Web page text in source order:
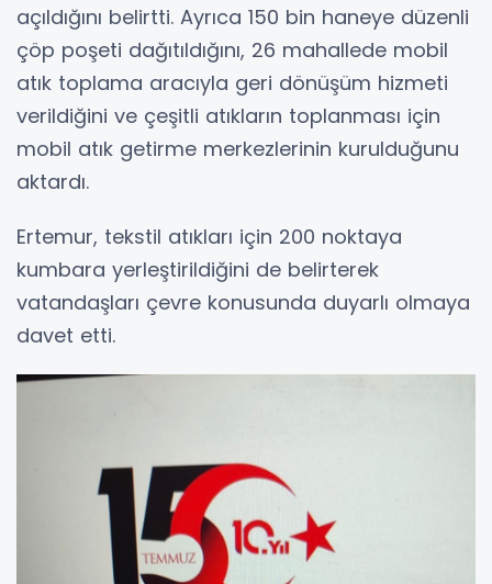
açıldığını belirtti. Ayrıca 150 bin haneye düzenli
çöp poşeti dağıtıldığını, 26 mahallede mobil
atık toplama aracıyla geri dönüşüm hizmeti
verildiğini ve çeşitli atıkların toplanması için
mobil atık getirme merkezlerinin kurulduğunu
aktardı.
Ertemur, tekstil atıkları için 200 noktaya
kumbara yerleştirildiğini de belirterek
vatandaşları çevre konusunda duyarlı olmaya
davet etti.